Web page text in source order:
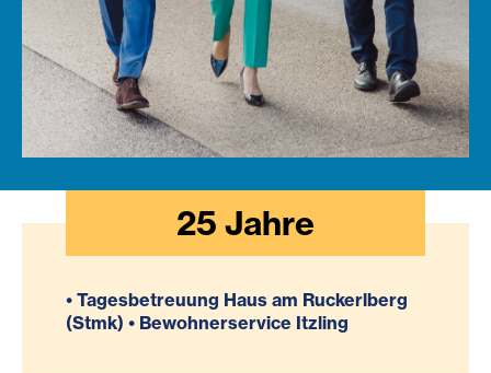
25 Jahre
• Tagesbetreuung Haus am Ruckerlberg
(Stmk) • Bewohnerservice Itzling